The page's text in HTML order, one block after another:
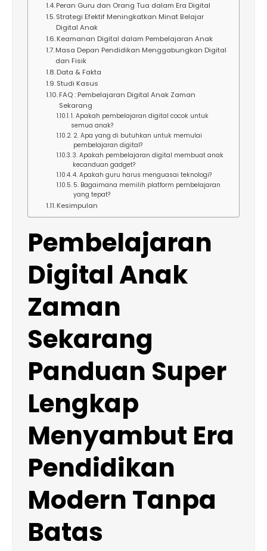
Peran Guru dan Orang Tua dalam Era Digital
Strategi Efektif Meningkatkan Minat Belajar
Digital Anak
Keamanan Digital dalam Pembelajaran Anak
Masa Depan Pendidikan Menggabungkan Digital
dan Fisik
Data & Fakta
Studi Kasus
FAQ : Pembelajaran Digital Anak Zaman
Sekarang
1. Apakah pembelajaran digital cocok untuk
semua anak?
2. Apa yang di butuhkan untuk memulai
pembelajaran digital?
3. Apakah pembelajaran digital membuat anak
kecanduan gadget?
4. Apakah guru harus menguasai teknologi?
5. Bagaimana memilih platform pembelajaran
yang tepat?
Kesimpulan
Pembelajaran
Digital Anak
Zaman
Sekarang
Panduan Super
Lengkap
Menyambut Era
Pendidikan
Modern Tanpa
Batas